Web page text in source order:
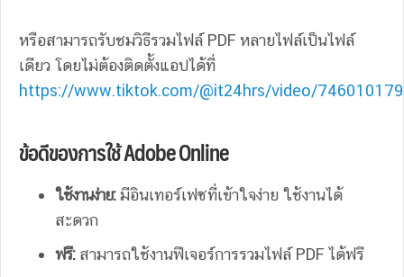
หรือสามารถรับชมวิธีรวมไฟล์ PDF หลายไฟล์เป็นไฟล์
เดียว โดยไม่ต้องติดตั้งแอปได้ที่
https://www.tiktok.com/@it24hrs/video/
ข้อดีของการใช้ Adobe Online
ใช้งานง่าย:มีอินเทอร์เฟซที่เข้าใจง่าย ใช้งานได้
สะดวก
ฟรี:สามารถใช้งานฟีเจอร์การรวมไฟล์ PDF ได้ฟรี